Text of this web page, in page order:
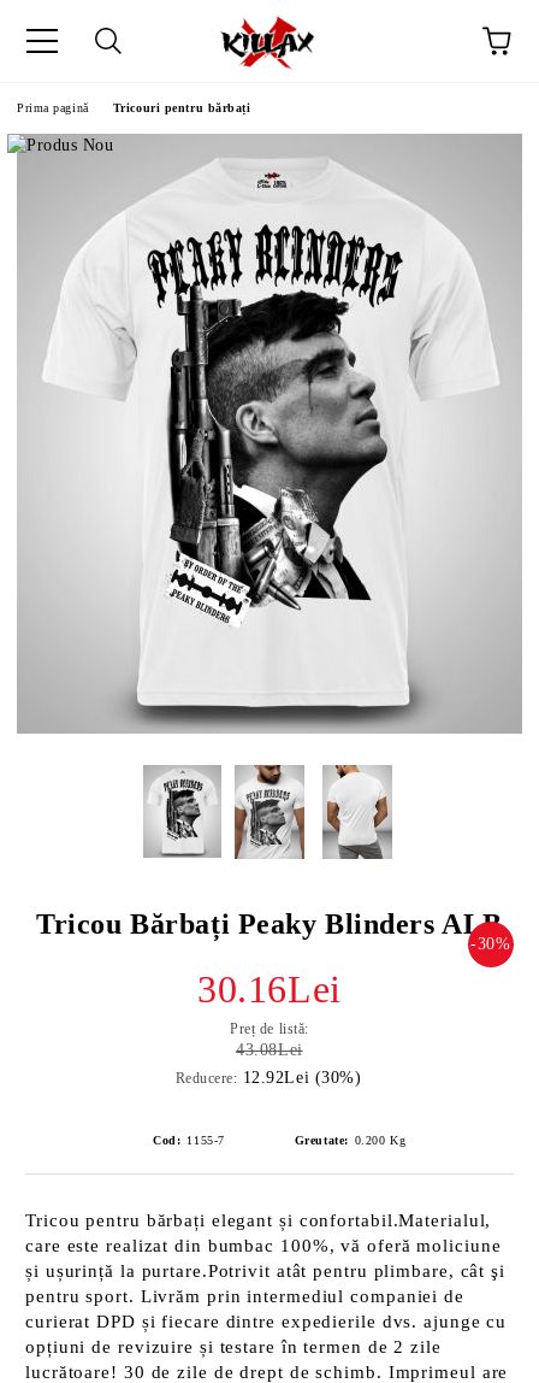
Prima pagină Tricouri pentru bărbați
Tricou Bărbați Peaky Blinders ALB
-30%
30.16Lei
Preț de listă:
43.08Lei
Reducere: 12.92Lei (30%)
Cod: 1155-7 Greutate: 0.200 Kg
Tricou pentru bărbați elegant și confortabil.Materialul,
care este realizat din bumbac 100%, vă oferă moliciune
și ușurință la purtare.Potrivit atât pentru plimbare, cât şi
pentru sport. Livrăm prin intermediul companiei de
curierat DPD și fiecare dintre expedierile dvs. ajunge cu
opțiuni de revizuire și testare în termen de 2 zile
lucrătoare! 30 de zile de drept de schimb. Imprimeul are